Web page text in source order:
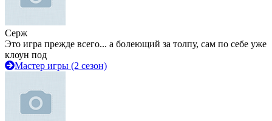
Серж
Это игра прежде всего... а болеющий за толпу, сам по себе уже
клоун под
Мастер игры (2 сезон)